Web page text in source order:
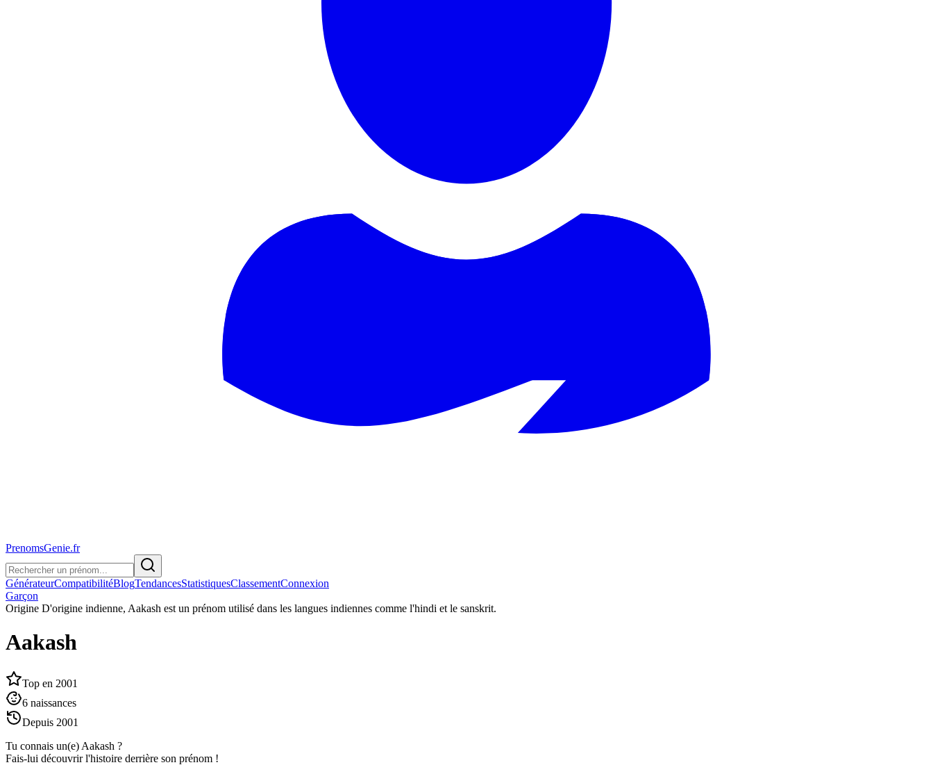
PrenomsGenie.fr
GénérateurCompatibilitéBlogTendancesStatistiquesClassementConnexion
Garçon
Origine D'origine indienne, Aakash est un prénom utilisé dans les langues indiennes comme l'hindi et le sanskrit.
Aakash
Top en 2001
6 naissances
Depuis 2001
Tu connais un(e) Aakash ?
Fais-lui découvrir l'histoire derrière son prénom !